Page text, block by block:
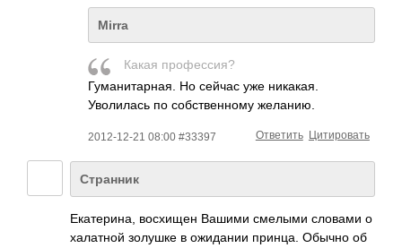
Mirra
Какая профессия?
Гуманитарная. Но сейчас уже никакая.
Уволилась по собственному желанию.
2012-12-21 08:00 #33397 Цитировать
Ответить
Странник
Екатерина, восхищен Вашими смелыми словами о
халатной золушке в ожидании принца. Обычно об